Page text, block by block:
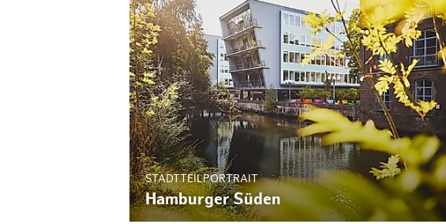
STADTTEILPORTRAIT
Hamburger Süden